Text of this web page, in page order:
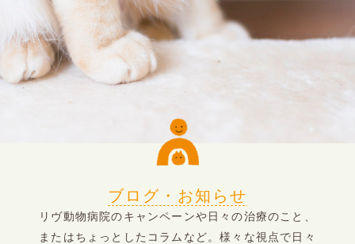
ブログ・お知らせ
リヴ動物病院のキャンペーンや日々の治療のこと、
またはちょっとしたコラムなど。様々な視点で日々